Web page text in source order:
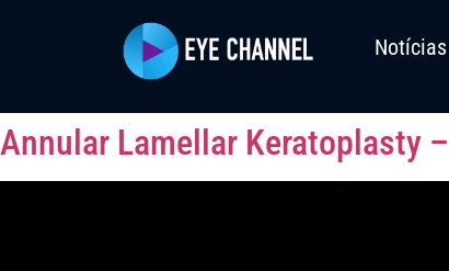
Notícias
Annular Lamellar Keratoplasty